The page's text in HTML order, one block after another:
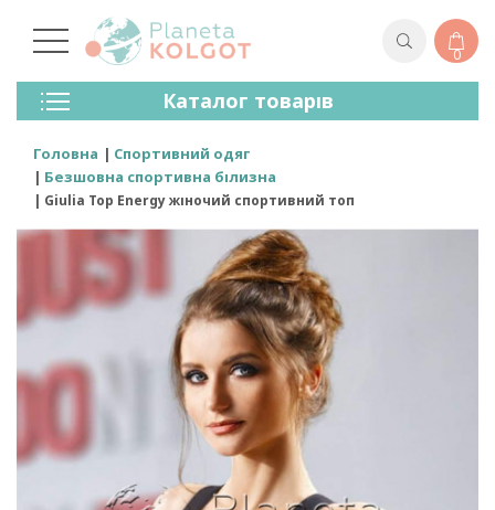
0
Каталог товарів
Колготки
Панчохи
Лосини (легінси)
Шкарпетки Та Гольфи
Для Чоловіків
Для Дітей
Бренди
Головна
Спортивний одяг
Безшовна спортивна білизна
Giulia Top Energy жіночий спортивний топ